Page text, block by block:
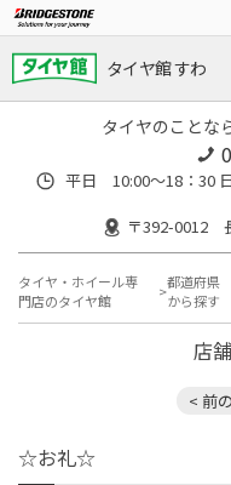
タイヤ館 すわ
タイヤのことな
平日 10:00〜18：30
〒392-0012
タイヤ・ホイール専
門店のタイヤ館
都道府県
から探す
店
< 前
☆お礼☆